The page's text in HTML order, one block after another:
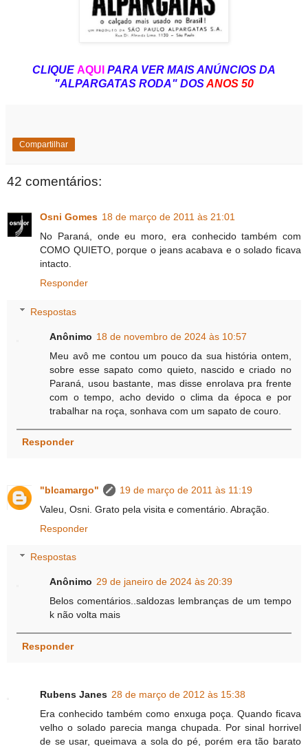
CLIQUE AQUI PARA VER MAIS ANÚNCIOS DA
"ALPARGATAS RODA" DOSANOS 50
Compartilhar
42 comentários:
Osni Gomes 18 de março de 2011 às 21:01
No Paraná, onde eu moro, era conhecido também com
COMO QUIETO, porque o jeans acabava e o solado ficava
intacto.
Responder
Respostas
Anônimo 18 de novembro de 2024 às 10:57
Meu avô me contou um pouco da sua história ontem,
sobre esse sapato como quieto, nascido e criado no
Paraná, usou bastante, mas disse enrolava pra frente
com o tempo, acho devido o clima da época e por
trabalhar na roça, sonhava com um sapato de couro.
Responder
"blcamargo"
19 de março de 2011 às 11:19
Valeu, Osni. Grato pela visita e comentário. Abração.
Responder
Respostas
Anônimo 29 de janeiro de 2024 às 20:39
Belos comentários..saldozas lembranças de um tempo
k não volta mais
Responder
Rubens Janes 28 de março de 2012 às 15:38
Era conhecido também como enxuga poça. Quando ficava
velho o solado parecia manga chupada. Por sinal horrivel
de se usar, queimava a sola do pé, porém era tão barato